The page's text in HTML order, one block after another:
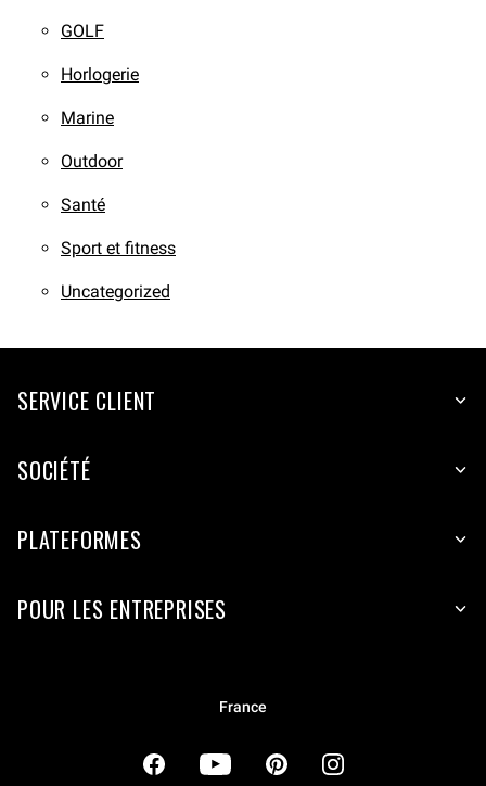
GOLF
Horlogerie
Marine
Outdoor
Santé
Sport et fitness
Uncategorized
SERVICE CLIENT
SOCIÉTÉ
PLATEFORMES
POUR LES ENTREPRISES
France